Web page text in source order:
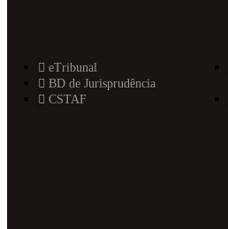
eTribunal
BD de Jurisprudência
CSTAF